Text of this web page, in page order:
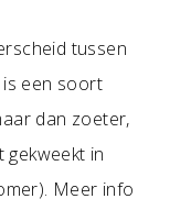
tussen
is een soort
dan zoeter,
in
Meer info